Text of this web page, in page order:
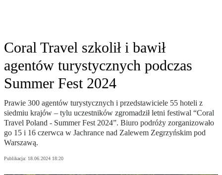
Coral Travel szkolił i bawił
agentów turystycznych podczas
Summer Fest 2024
Prawie 300 agentów turystycznych i przedstawiciele 55 hoteli z
siedmiu krajów – tylu uczestników zgromadził letni festiwal “Coral
Travel Poland - Summer Fest 2024”. Biuro podróży zorganizowało
go 15 i 16 czerwca w Jachrance nad Zalewem Zegrzyńskim pod
Warszawą.
Publikacja: 18.06.2024 18:20